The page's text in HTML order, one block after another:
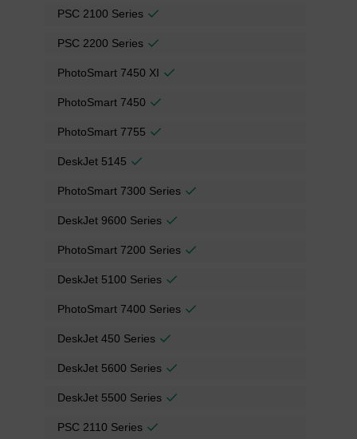
PSC 2100 Series
PSC 2200 Series
PhotoSmart 7450 XI
PhotoSmart 7450
PhotoSmart 7755
DeskJet 5145
PhotoSmart 7300 Series
DeskJet 9600 Series
PhotoSmart 7200 Series
DeskJet 5100 Series
PhotoSmart 7400 Series
DeskJet 450 Series
DeskJet 5600 Series
DeskJet 5500 Series
PSC 2110 Series